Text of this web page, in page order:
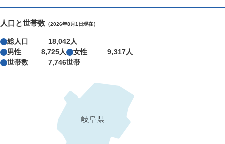
人口と世帯数 （2026年8月1日現在）
総人口
18,042人
男性
8,725人 女性
9,317人
世帯数
7,746世帯